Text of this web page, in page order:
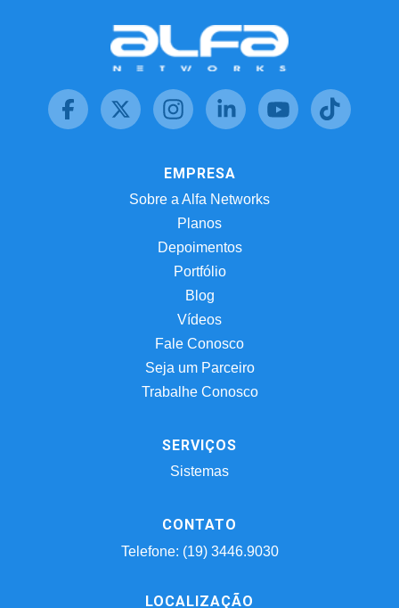
EMPRESA
Sobre a Alfa Networks
Planos
Depoimentos
Portfólio
Blog
Vídeos
Fale Conosco
Seja um Parceiro
Trabalhe Conosco
SERVIÇOS
Sistemas
CONTATO
Telefone: (19) 3446.9030
LOCALIZAÇÃO